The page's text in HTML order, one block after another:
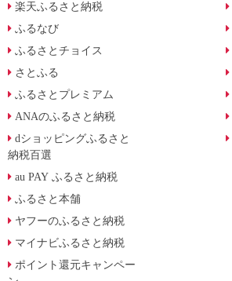
楽天ふるさと納税
ふるなび
ふるさとチョイス
さとふる
ふるさとプレミアム
ANAのふるさと納税
dショッピングふるさと
納税百選
au PAY ふるさと納税
ふるさと本舗
ヤフーのふるさと納税
マイナビふるさと納税
ポイント還元キャンペー